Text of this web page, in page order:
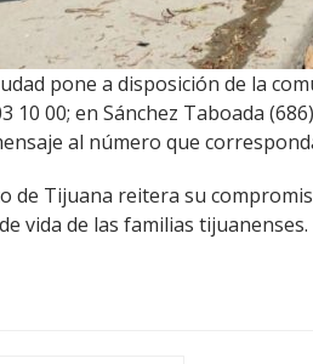
pone a disposición de la
10 00; en Sánchez Taboada
al número que
de Tijuana reitera su
vida de las familias tijuanenses.